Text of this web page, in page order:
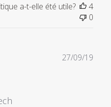
a-t-elle été utile?
4
0
27/09/19